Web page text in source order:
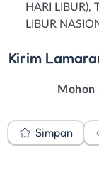
HARI LIBUR),
LIBUR
Kirim
Mohon
Simpan